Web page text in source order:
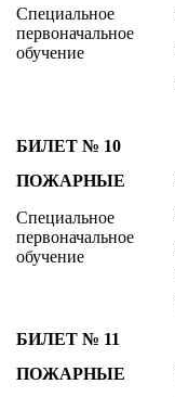
Специальное
первоначальное
обучение
БИЛЕТ № 10
ПОЖАРНЫЕ
Специальное
первоначальное
обучение
БИЛЕТ № 11
ПОЖАРНЫЕ